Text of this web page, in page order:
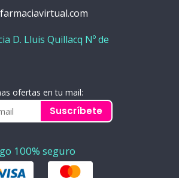
D. Lluis Quillacq Nº de
ofertas en tu mail:
Suscríbete
100% seguro